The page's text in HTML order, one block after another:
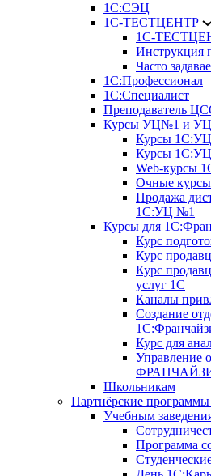
1С:СЭЦ
1С-ТЕСТЦЕНТР
1С-
Инструкция
Часто
1С:Профессионал
1С:Специалист
Преподаватель
Курсы УЦ№1 и
Курсы
Курсы
Web-курсы
Очные
Продажа
1С:УЦ №1
Курсы для
Курс
Курс
Курс
услуг 1С
Каналы
Создание
Курс для
Управление
Школьникам
Партнёрские программы
Учебным
Программа